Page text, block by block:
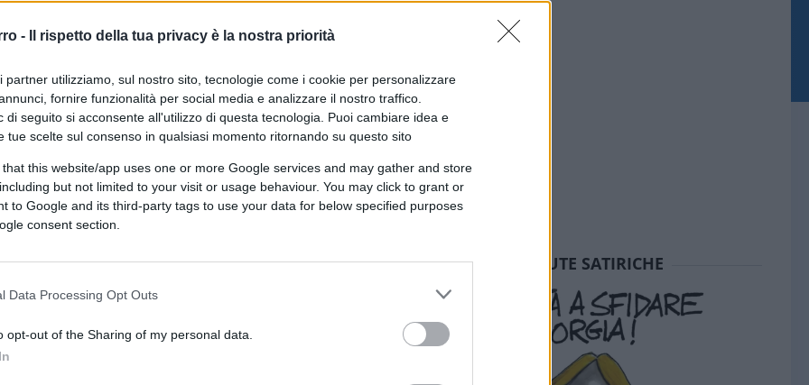
- Il rispetto della tua privacy è la nostra priorità
partner utilizziamo, sul nostro sito, tecnologie come i cookie per personalizzare
fornire funzionalità per social media e analizzare il nostro traffico.
di seguito si acconsente all'utilizzo di questa tecnologia. Puoi cambiare idea e
tue scelte sul consenso in qualsiasi momento ritornando su questo sito
that this website/app uses one or more Google services and may gather and store
but not limited to your visit or usage behaviour. You may click to grant or
to Google and its third-party tags to use your data for below specified purposes
consent section.
Data Processing Opt Outs
opt-out of the Sharing of my personal data.
su Google CLICCA QUI
calcistica spagnola Luis
e la proposta del sindaco di Vicenza
chi si dichiara antifastista.
SEDUTE SATIRICHE